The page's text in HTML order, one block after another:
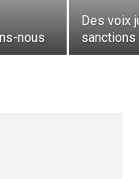
nous
Des voix